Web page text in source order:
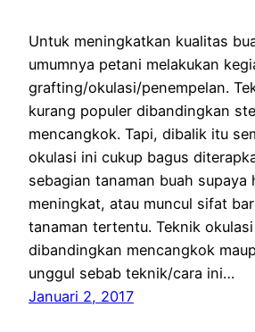
Untuk meningkatkan kualitas
umumnya petani melakukan
grafting/okulasi/penempelan.
kurang populer dibandingkan
mencangkok. Tapi, dibalik itu
okulasi ini cukup bagus
sebagian tanaman buah supaya
meningkat, atau muncul sifat
tanaman tertentu. Teknik
dibandingkan mencangkok
unggul sebab teknik/cara ini…
Januari 2, 2017